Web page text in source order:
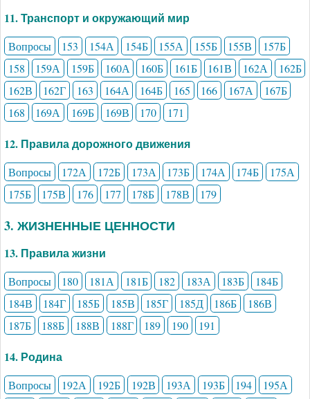
11. Транспорт и окружающий мир
Вопросы 153 154А 154Б 155А 155Б 155В
157Б
158
159А 159Б 160А 160Б 161Б 161В 162А
162Б
162В
162Г 163 164А 164Б 165 166 167А
167Б
168
169А 169Б 169В 170 171
12. Правила дорожного движения
Вопросы 172А 172Б 173А 173Б 174А 174Б
175А
175Б
175В 176 177 178Б 178В 179
3. ЖИЗНЕННЫЕ ЦЕННОСТИ
13. Правила жизни
Вопросы 180 181А 181Б 182 183А 183Б
184Б
184В
184Г 185Б 185В 185Г 185Д 186Б
186В
187Б
188Б 188В 188Г 189 190 191
14. Родина
Вопросы 192А 192Б 192В 193А 193Б 194
195А